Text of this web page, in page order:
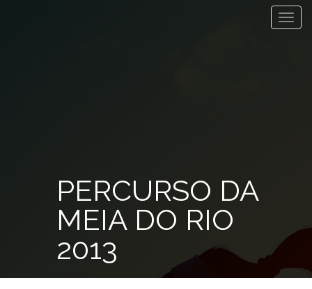
PERCURSO DA
MEIA DO RIO
2013